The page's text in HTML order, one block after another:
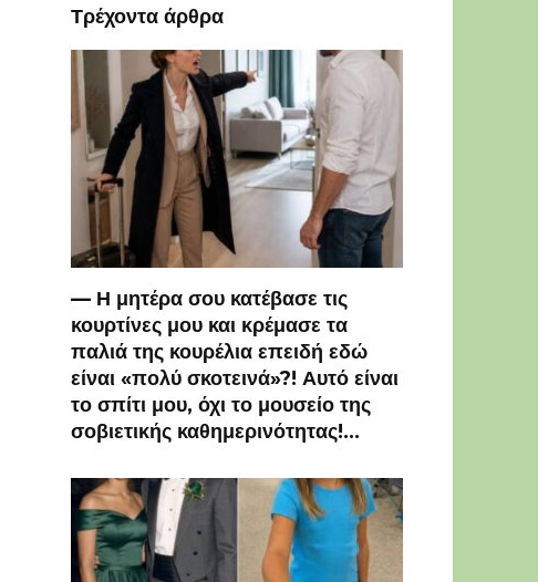
Τρέχοντα άρθρα
— Η μητέρα σου κατέβασε τις
κουρτίνες μου και κρέμασε τα
παλιά της κουρέλια επειδή εδώ
είναι «πολύ σκοτεινά»?! Αυτό είναι
το σπίτι μου, όχι το μουσείο της
σοβιετικής καθημερινότητας!…